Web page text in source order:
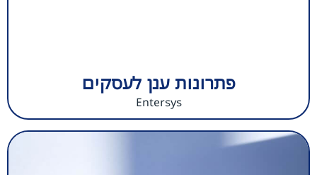
פתרונות ענן לעסקים
Entersys